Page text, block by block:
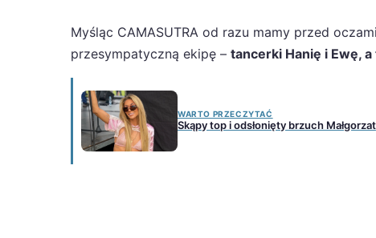
Myśląc CAMASUTRA od razu mamy przed
przesympatyczną ekipę – tancerki Hanię i Ewę, a
WARTO PRZECZYTAĆ
Skąpy top i odsłonięty brzuch